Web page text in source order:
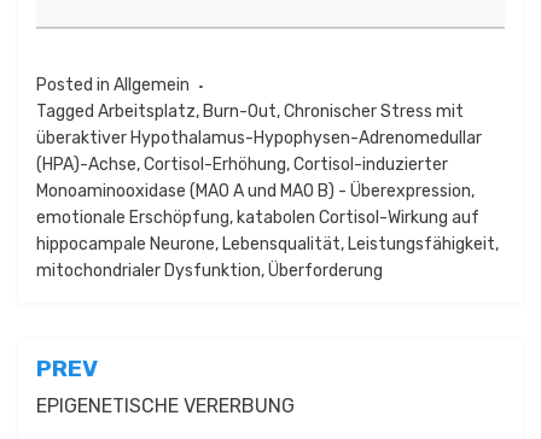
Posted in Allgemein
Tagged Arbeitsplatz, Burn-Out,Chronischer Stress mit
überaktiver Hypothalamus-Hypophysen-Adrenomedullar
(HPA)-Achse,Cortisol-Erhöhung,Cortisol-induzierter
Monoaminooxidase (MAO A und MAO B) - Überexpression,
emotionale Erschöpfung, katabolen Cortisol-Wirkung auf
hippocampale Neurone, Lebensqualität, Leistungsfähigkeit,
mitochondrialer Dysfunktion,Überforderung
Beitragsnavigation
PREV
EPIGENETISCHE VERERBUNG